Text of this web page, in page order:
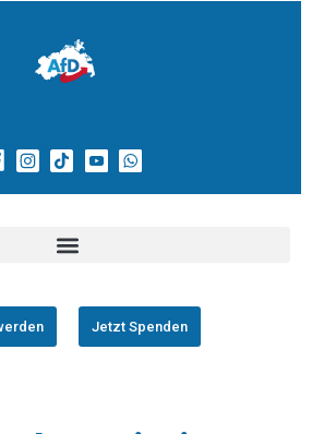
Jetzt Spenden